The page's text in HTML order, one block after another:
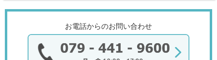
お電話からのお問い合わせ